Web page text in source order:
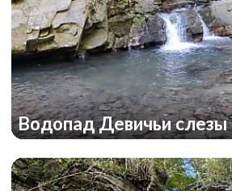
Водопад Девичьи слезы